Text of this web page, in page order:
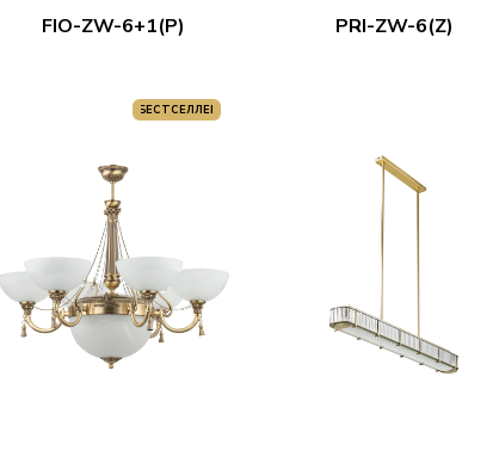
FIO-ZW-6+1(P) PRI-ZW-6(Z)
БЕСТСЕЛЛЕР